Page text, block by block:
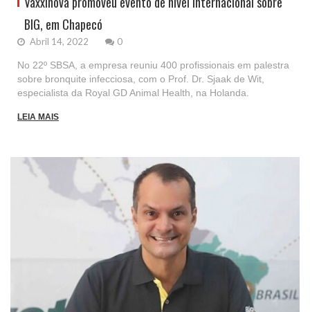
BIG, em Chapecó
Abril 14, 2022 0
No 22º SBSA, a empresa reuniu 400 profissionais em palestra
sobre bronquite infecciosa, com o Prof. Dr. Sjaak de Wit,
especialista da Royal GD Animal Health, na Holanda.
LEIA MAIS